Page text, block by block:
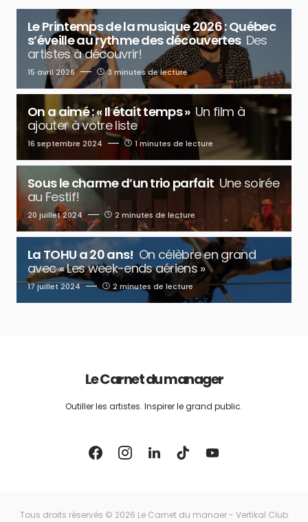
Le Printemps de la musique 2026 : Québec
s’éveille au rythme des découvertes Des
artistes à découvrir!
15 avril 2026 3 minutes de lecture
On a aimé : « Il était temps » Un film à
ajouter à votre liste
16 septembre 2024 1 minutes de lecture
Sous le charme d’un trio parfait Une soirée
au Festif!
20 juillet 2024 2 minutes de lecture
La TOHU a 20 ans! On célèbre en grand
avec « Les week-ends aériens »
17 juillet 2024 2 minutes de lecture
Le Carnet du manager
Outiller les artistes. Inspirer le grand public.
Tous droits réservés © 2026 Le Carnet du manaer - Vertikal Club